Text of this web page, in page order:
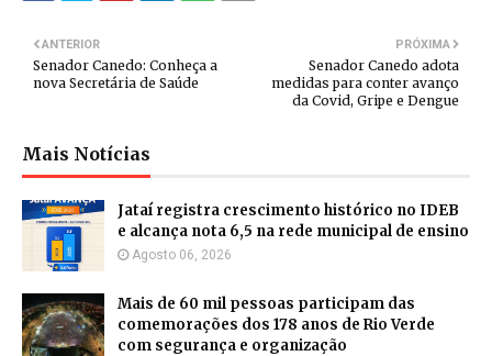
PRÓXIMA
Senador Canedo adota
medidas para conter avanço
da Covid, Gripe e Dengue
ANTERIOR
Senador Canedo: Conheça a
nova Secretária de Saúde
Mais Notícias
Jataí registra crescimento histórico no IDEB
e alcança nota 6,5 na rede municipal de ensino
Agosto 06, 2026
Mais de 60 mil pessoas participam das
comemorações dos 178 anos de Rio Verde
com segurança e organização